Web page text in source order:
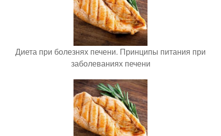
Диета при болезнях печени. Принципы питания при
заболеваниях печени